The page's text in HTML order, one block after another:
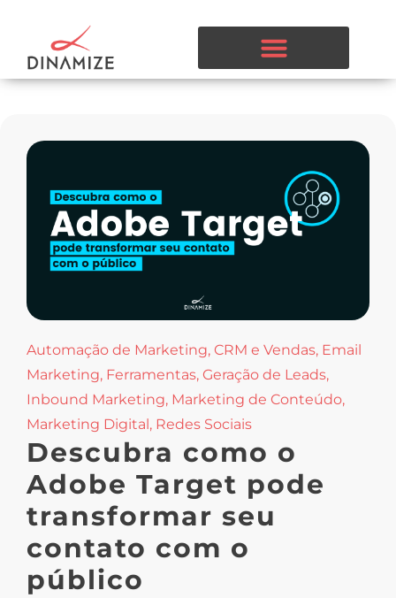
Automação de Marketing, CRM e Vendas, Email
Marketing, Ferramentas, Geração de Leads,
Inbound Marketing, Marketing de Conteúdo,
Marketing Digital , Redes Sociais
Descubra como o
Adobe Target pode
transformar seu
contato com o
público